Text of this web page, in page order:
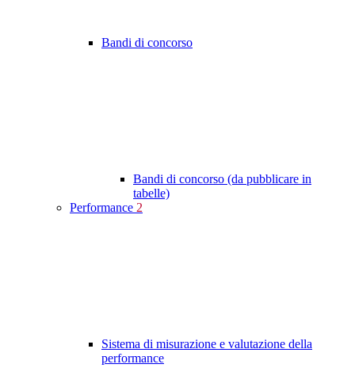
Bandi di concorso
Bandi di concorso (da pubblicare in
tabelle)
Performance 2
Sistema di misurazione e valutazione della
performance